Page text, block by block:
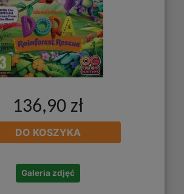
136,90 zł
DO KOSZYKA
Galeria zdjęć